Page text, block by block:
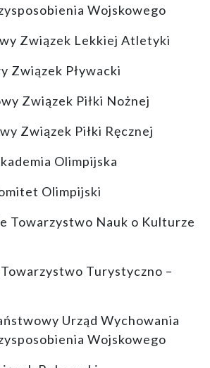
Wojskowego
Związek Lekkiej Atletyki
Związek Pływacki
Związek Piłki Nożnej
Związek Piłki Ręcznej
Olimpijska
Olimpijski
Towarzystwo Nauk o Kulturze
Turystyczno –
Urząd Wychowania
Wojskowego